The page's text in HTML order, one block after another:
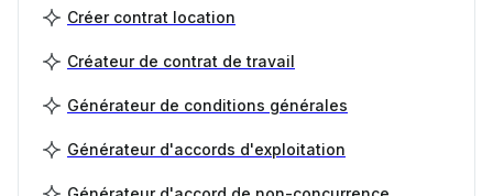
Créer contrat location
Créateur de contrat de travail
Générateur de conditions générales
Générateur d'accords d'exploitation